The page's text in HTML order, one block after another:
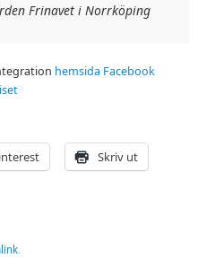
Frinavet i Norrköping
hemsida Facebook
Skriv ut
.